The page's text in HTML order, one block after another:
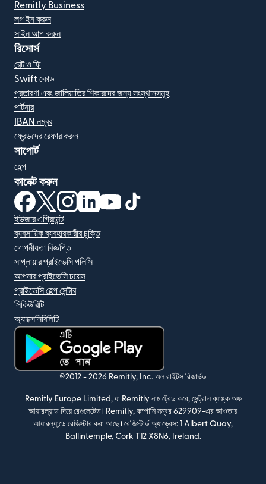
Remitly Business
লগ ইন করুন
সাইন আপ করুন
রিসোর্স
রেট ও ফি
Swift কোড
প্রতারণা এবং জালিয়াতির শিকারদের জন্য সংস্থানসমূহ
পার্টনার
IBAN নম্বর
ফ্রেন্ডদের রেফার করুন
সাপোর্ট
হেল্প
কানেক্ট করুন
(নতুন উইন্ডোতে খুলবে)
(নতুন উইন্ডোতে খুলবে)
(নতুন উইন্ডোতে খুলবে)
(নতুন উইন্ডোতে খুলবে)
(নতুন উইন্ডোতে খুলবে)
ইউজার এগ্রিমেন্ট
ব্যবসায়িক ব্যবহারকারীর চুক্তি
গোপনীয়তা বিজ্ঞপ্তি
সাপ্লায়ার প্রাইভেসি পলিসি
আপনার প্রাইভেসি চয়েস
প্রাইভেসি হেল্প সেন্টার
সিকিউরিটি
অ্যাক্সেসিবিলিটি
(নতুন উইন্ডোতে খুলবে)
©2012 - 2026 Remitly, Inc. অল রাইটস রিজার্ভড
Remitly Europe Limited, যা Remitly নাম ট্রেড করে, সেন্ট্রাল ব্যাঙ্ক অফ
আয়ারল্যান্ড দিয়ে রেগুলেটেড। Remitly, কম্পানি নম্বর 629909-এর আওতায়
আয়ারল্যান্ডে রেজিস্টার করা আছে। রেজিস্টার্ড অ্যাড্রেস: 1 Albert Quay,
Ballintemple, Cork T12 X8N6, Ireland.